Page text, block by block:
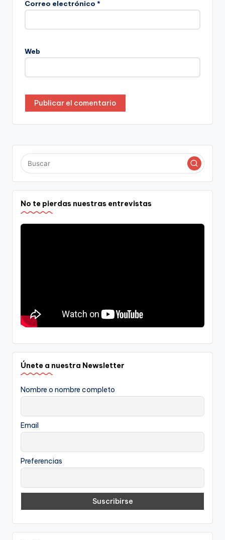
Correo electrónico *
Web
No te pierdas nuestras entrevistas
Únete a nuestra Newsletter
Nombre o nombre completo
Email
Preferencias